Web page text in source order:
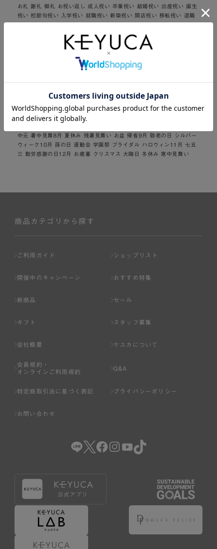
お礼 謝礼 御礼 お祝い返し 成人祝い 卒業祝い 結婚祝い 出産祝い 誕生
祝い 初節句祝い 入学祝い 就職祝い 新築祝い 開店祝い 移転祝い 退職
い 叙勲祝い 御中元 その他ギフト 法人向け 【プレゼント】 お土産 手
土産 プチギフト お見舞 ご挨拶 引越しの挨拶 誕生日 バースデー お取
り寄せ 開店祝い 開業祝い 周年記念 記念品 お茶請け 菓子折り おもた
せ 贈答品 挨拶回り 定年退職 転勤 来客 ご来場プレゼント ご成約記念
表彰 お父さん お母さん 兄弟 姉妹 子供 おばあちゃん おじいちゃん 奥
べ物 【季節のギフト】【ハレの日】1月 お年賀 正月 成人の日2月 節分
旧正月 バレンタインデー3月 ひな祭り ホワイトデー 春分の日 卒業 卒
園 お花見 春休み4月 イースター 入学 就職 入社 新生活 新年度 春の行
中元 暑中見舞8月 夏休み 残暑見舞い お盆 帰省9月 敬老の日 シルバー
ウィーク10月 孫の日 運動会 学園祭 ブライダル ハロウィン11月 七五
三 勤労感謝の日12月 お歳暮 クリスマス 大晦日 冬休み 寒中見舞い
商品カテゴリから探す
ご利用ガイド ショップリスト
開催中のキャンペーン おすすめ特集
新商品 セール
ギフト スタッフ募集
会社概要 ケユカについて
会員規約・
オンラインご利用規約
Q&A
特定商取引法に基づく表記 プライバシーポリシー
お問い合わせ